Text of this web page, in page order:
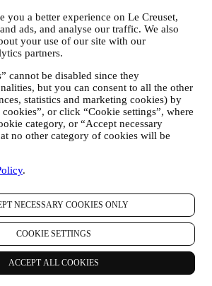
you a better experience on Le Creuset,
ads, and analyse our traffic. We also
your use of our site with our
partners.
cannot be disabled since they
but you can consent to all the other
statistics and marketing cookies) by
or click “Cookie settings”, where
category, or “Accept necessary
no other category of cookies will be
.
NECESSARY COOKIES ONLY
COOKIE SETTINGS
ACCEPT ALL COOKIES
Ocasionalmente, es posible que
en contacto con usted por razones
operativas. Por ejemplo, para enviarle la
compra. También utilizaremos sus datos
responder a sus solicitudes enviadas a través
del sitio web u otros canales. Esta
es necesaria para permitirnos
servicios.
SOBRE NOTICIAS U OFERTAS
DE LE CREUSET. Si usted
para que lo hagamos (por ejemplo,
Sitio web), le enviaremos comunicaciones de
Le Creuset promovidas por sus filiales del
y socios locales, también dependiendo de
Nos comunicaremos con usted por correo
o redes sociales, pero también mediante
Dichas comunicaciones se
los productos de Le Creuset o con las nuevas
eventos exclusivos, concursos,